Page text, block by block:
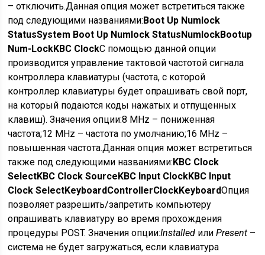
– отключить.Данная опция может встретиться также
под следующими названиями:Boot Up Numlock
StatusSystem Boot Up Numlock StatusNumlockBootup
Num-LockKBC ClockС помощью данной опции
производится управление тактовой частотой сигнала
контроллера клавиатуры (частота, с которой
контроллер клавиатуры будет опрашивать свой порт,
на который подаются коды нажатых и отпущенных
клавиш).Значения опции:8 MHz – пониженная
частота;12 MHz – частота по умолчанию;16 MHz –
повышенная частота.Данная опция может встретиться
также под следующими названиями:KBC Clock
SelectKBC Clock SourceKBC Input ClockKBC Input
Clock SelectKeyboardControllerClockKeyboardОпция
позволяет разрешить/запретить компьютеру
опрашивать клавиатуру во время прохождения
процедуры POST.Значения опции:Installed илиPresent –
система не будет загружаться, если клавиатура